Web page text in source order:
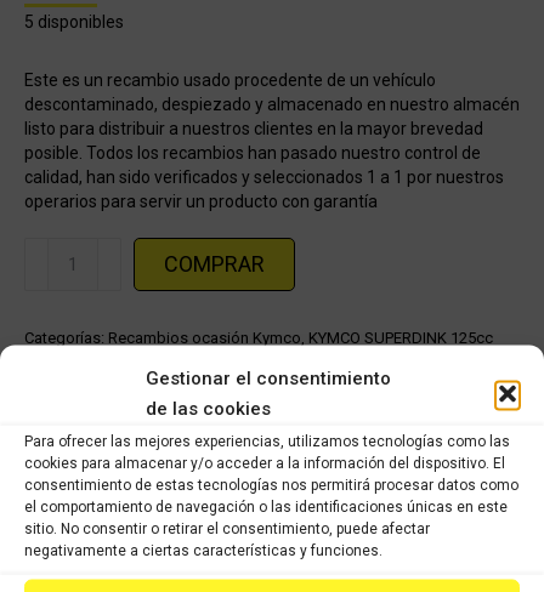
Gestionar el consentimiento
de las cookies
Para ofrecer las mejores experiencias, utilizamos tecnologías como las
cookies para almacenar y/o acceder a la información del dispositivo. El
consentimiento de estas tecnologías nos permitirá procesar datos como
el comportamiento de navegación o las identificaciones únicas en este
sitio. No consentir o retirar el consentimiento, puede afectar
negativamente a ciertas características y funciones.
5 disponibles
Este es un recambio usado procedente de un vehículo
descontaminado, despiezado y almacenado en nuestro almacén
listo para distribuir a nuestros clientes en la mayor brevedad
posible. Todos los recambios han pasado nuestro control de
calidad, han sido verificados y seleccionados 1 a 1 por nuestros
operarios para servir un producto con garantía
KYMCO
2016
cantidad
COMPRAR
Categorías: Recambios ocasión Kymco, KYMCO SUPERDINK 125cc
Share
on
X
Share
on
Facebook
Share
on
Pinterest
Share
on
LinkedIn